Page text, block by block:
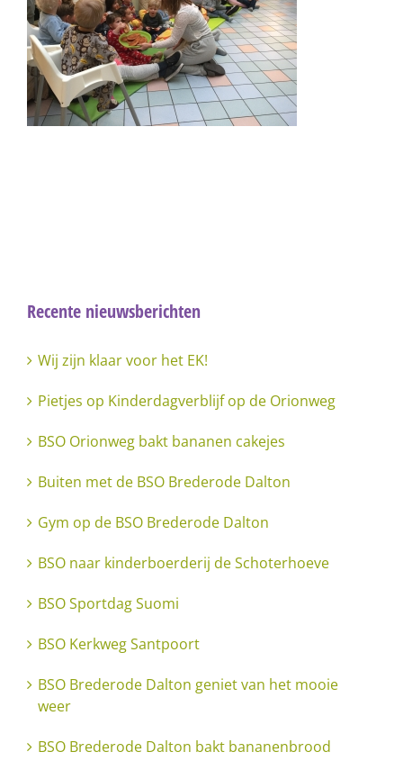
Recente nieuwsberichten
Wij zijn klaar voor het EK!
Pietjes op Kinderdagverblijf op de Orionweg
BSO Orionweg bakt bananen cakejes
Buiten met de BSO Brederode Dalton
Gym op de BSO Brederode Dalton
BSO naar kinderboerderij de Schoterhoeve
BSO Sportdag Suomi
BSO Kerkweg Santpoort
BSO Brederode Dalton geniet van het mooie
weer
BSO Brederode Dalton bakt bananenbrood